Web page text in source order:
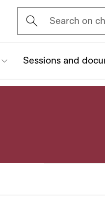
Ouvrir l'écran de
Search on
Sessions and